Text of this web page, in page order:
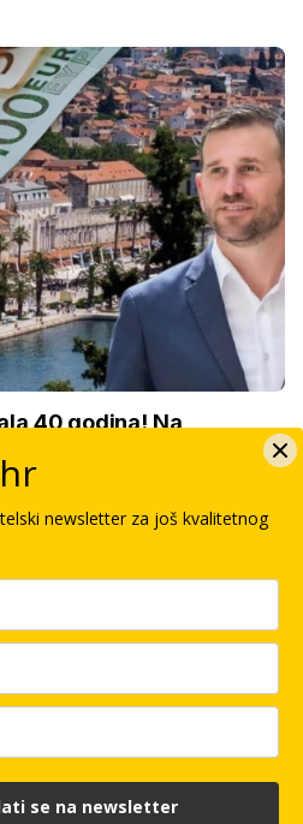
40 godina! Na
Žnjana gradit će se
newsletter za još kvalitetnog
se na newsletter